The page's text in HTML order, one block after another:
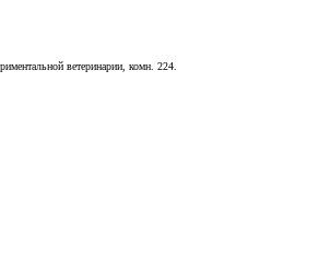
ветеринарии, комн. 224.